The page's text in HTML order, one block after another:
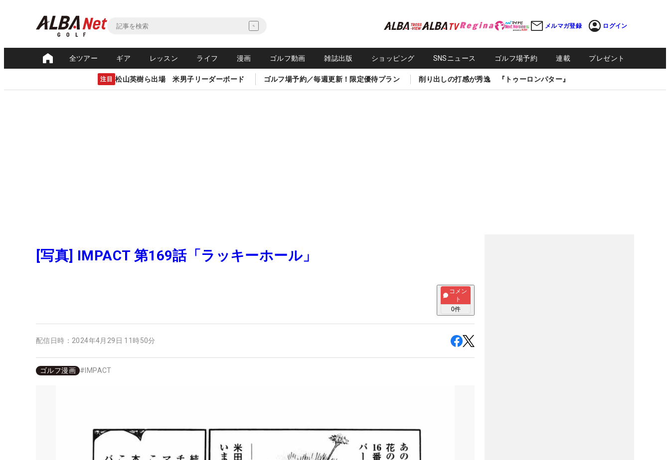
メルマガ登録 ログイン
全ツアー ギア レッスン ライフ 漫画 ゴルフ動画 雑誌出版 ショッピング SNSニュース ゴルフ場予約 連載 プレゼント
注目 松山英樹ら出場 米男子リーダーボード ゴルフ場予約／毎週更新！限定優待プラン 削り出しの打感が秀逸 『トゥーロンパター』
[写真] IMPACT 第169話「ラッキーホール」
コメン
ト
0件
配信日時： 2024年4月29日 11時50分
ゴルフ漫画 # IMPACT